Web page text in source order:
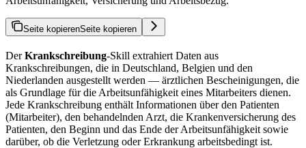
Seite kopierenSeite kopieren
DerKrankschreibung-Skill extrahiert Daten aus
Krankschreibungen, die in Deutschland, Belgien und den
Niederlanden ausgestellt werden — ärztlichen Bescheinigungen, die
als Grundlage für die Arbeitsunfähigkeit eines Mitarbeiters dienen.
Jede Krankschreibung enthält Informationen über den Patienten
(Mitarbeiter), den behandelnden Arzt, die Krankenversicherung des
Patienten, den Beginn und das Ende der Arbeitsunfähigkeit sowie
darüber, ob die Verletzung oder Erkrankung arbeitsbedingt ist.